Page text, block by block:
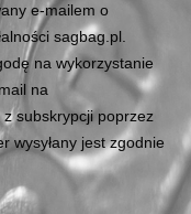
e-mailem o
sagbag.pl.
na wykorzystanie
na
subskrypcji poprzez
wysyłany jest zgodnie